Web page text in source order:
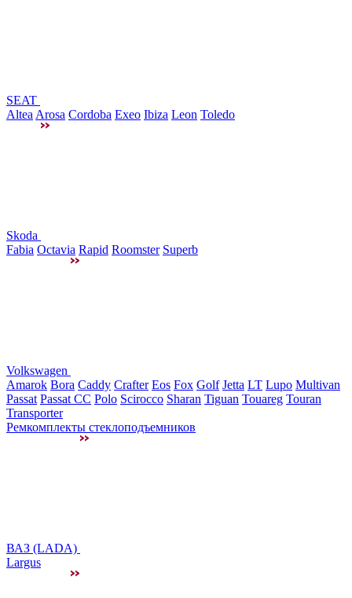
SEAT
Altea Arosa Cordoba Exeo Ibiza Leon Toledo
Skoda
Fabia Octavia Rapid Roomster Superb
Volkswagen
Amarok Bora Caddy Crafter Eos Fox Golf Jetta LT Lupo Multivan
Passat Passat CC Polo Scirocco Sharan Tiguan Touareg Touran
Transporter
Ремкомплекты стеклоподъемников
ВАЗ (LADA)
Largus